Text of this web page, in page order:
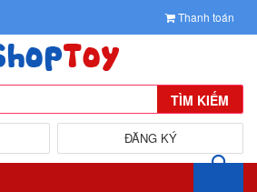
Thanh toán
TÌM KIẾM
ĐĂNG KÝ